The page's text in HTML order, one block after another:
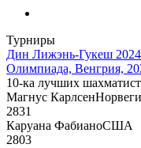
Турниры
Дин Лижэнь-Гукеш 2024
Олимпиада, Венгрия,
10-ка лучших
Магнус Карлсен
2831
Каруана ФабианоСША
2803